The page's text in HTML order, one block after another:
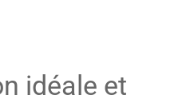
idéale et